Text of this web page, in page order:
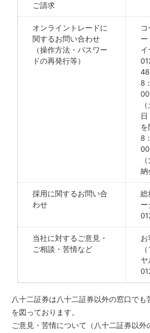
ご請求
オンライントレードに
関するお問い合わせ
（操作方法・パスワー
ドの再発行等）
ー
イ
8
00
を
8
00
納
採用に関するお問い合
わせ
総
ー
当社に対するご意見・
ご相談・苦情など
お
ヤ
八十二証券は八十二証券以外の窓口でも
を図っております。
ご意見・苦情について（八十二証券以